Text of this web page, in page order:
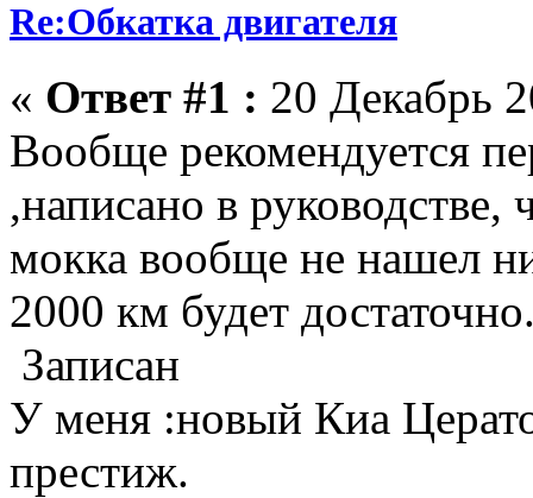
Re:Обкатка двигателя
« Ответ #1 : 20 Декабрь
Вообще рекомендуется
,написано в руководстве,
мокка вообще не нашел
2000 км будет
Записан
У меня :новый Киа
престиж.